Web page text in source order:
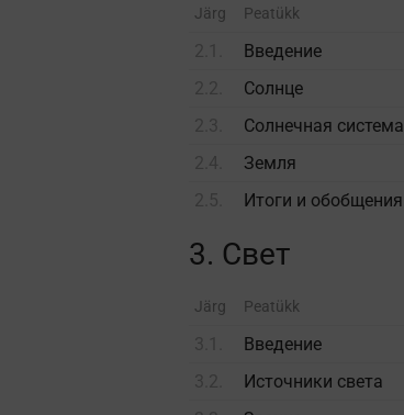
Järg Peatükk
Введение
Солнце
Солнечная система
Земля
Итоги и обобщения
3. Свет
Järg Peatükk
Введение
Источники света